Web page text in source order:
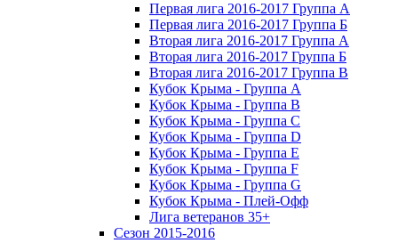
Первая лига 2016-2017 Группа А
Первая лига 2016-2017 Группа Б
Вторая лига 2016-2017 Группа А
Вторая лига 2016-2017 Группа Б
Вторая лига 2016-2017 Группа В
Кубок Крыма - Группа A
Кубок Крыма - Группа B
Кубок Крыма - Группа C
Кубок Крыма - Группа D
Кубок Крыма - Группа E
Кубок Крыма - Группа F
Кубок Крыма - Группа G
Кубок Крыма - Плей-Офф
Лига ветеранов 35+
Сезон 2015-2016